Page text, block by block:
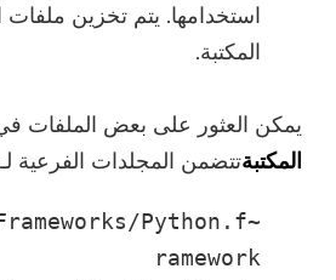
استخدامها. يتم تخزين
المكتبة.
يمكن العثور على بعض الملفات
المكتبةتتضمن المجلدات الفرعية
Python.f
ramework
الرجاء إدخال عنوان بريد
إرسال